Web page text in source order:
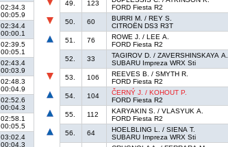
02:34.3
00:05.9
02:34.4
00:00.1
02:39.5
00:05.1
02:43.4
00:03.9
02:48.3
00:04.9
02:52.6
00:04.3
02:58.1
00:05.5
03:02.4
00:04.3
49.
123
FORD Fiesta R2
50.
60
BURRI M. / REY S.
CITROËN DS3 R3T
51.
76
ROWE J. / LEE A.
FORD Fiesta R2
52.
33
TAGIROV D. / ZAVERSHINSKAYA A.
SUBARU Impreza WRX Sti
53.
106
REEVES B. / SMYTH R.
FORD Fiesta R2
54.
104
ČERNÝ J. / KOHOUT P.
FORD Fiesta R2
55.
112
KARYAKIN S. / VLASYUK A.
FORD Fiesta R2
56.
64
HOELBLING L. / SIENA T.
SUBARU Impreza WRX Sti